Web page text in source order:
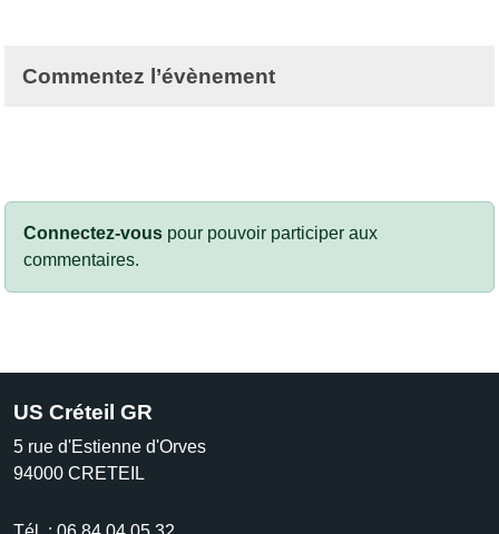
Commentez l’évènement
Connectez-vous pour pouvoir participer aux
commentaires.
US Créteil GR
5 rue d'Estienne d'Orves
94000 CRETEIL